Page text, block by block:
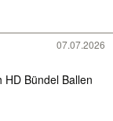
07.07.2026
HD Bündel Ballen